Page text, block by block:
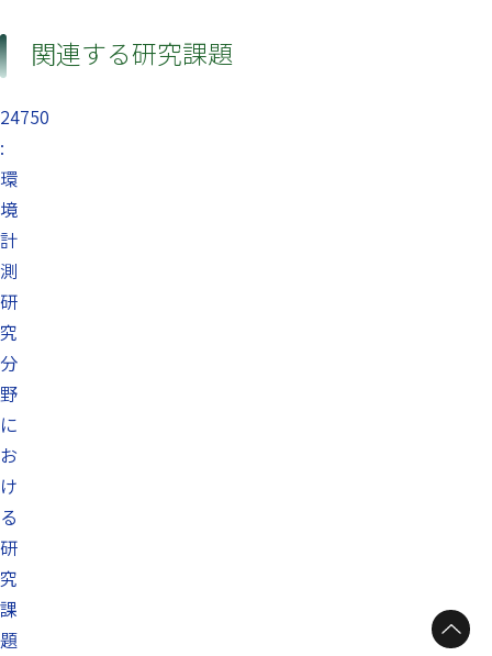
関連する研究課題
24750
:
環
境
計
測
研
究
分
野
に
お
け
る
研
究
課
題